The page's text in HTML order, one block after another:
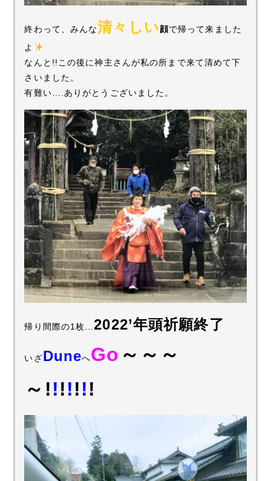
終わって、みんな清々しい顔で帰って来ました
よ
なんと!!この後に神主さんが私の所まで来て清めて下
さいました。
有難い….ありがとうございました。
帰り間際の1枚…2022’年頭祈願終了
いざDuneへGo ～～～
～!!!!!!!